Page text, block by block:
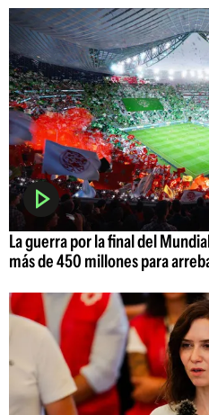
La guerra por la final del
más de 450 millones para